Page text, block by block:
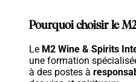
Pourquoi choisir le
Le M2 Wine & Spirits
une formation
à des postes à